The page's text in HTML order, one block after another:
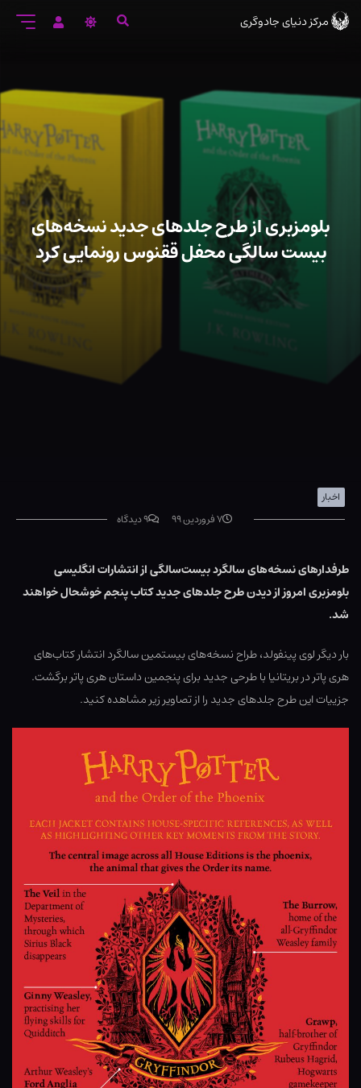
ورود
مرکز دنیای جادوگری
بلومزبری از طرح جلدهای جدید نسخه‌های
بیست سالگی محفل ققنوس رونمایی کرد
اخبار
۷ فروردین ۹۹
۹ دیدگاه
طرفدارهای نسخه‌های سالگرد بیست‌سالگی از انتشارات انگلیسی
بلومزبری امروز از دیدن طرح جلدهای جدید کتاب پنجم خوشحال خواهند
شد.
بار دیگر لوی پینفولد، طراح نسخه‌های بیستمین سالگرد انتشار کتاب‌های
هری پاتر در بریتانیا با طرحی جدید برای پنجمین داستان هری پاتر برگشت.
جزییات این طرح جلدهای جدید را از تصاویر زیر مشاهده کنید.